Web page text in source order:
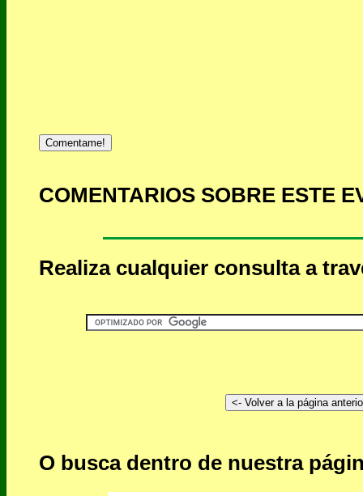
Comentame!
COMENTARIOS SOBRE ESTE
Realiza cualquier consulta a
O busca dentro de nuestra